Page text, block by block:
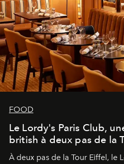
FOOD
Le Lordy's Paris Club,
british à deux pas de la
À deux pas de la Tour Eiffel, le